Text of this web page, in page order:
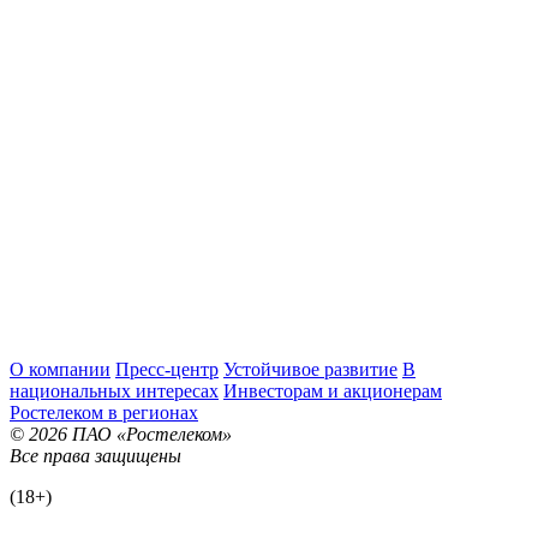
О компании Пресс-центр Устойчивое развитие В
национальных интересах Инвесторам и акционерам
Ростелеком в регионах
© 2026 ПАО «Ростелеком»
Все права защищены
(18+)